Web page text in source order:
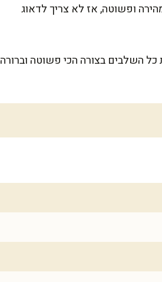
ההכנה מהירה ופשוטה, אז לא צריך לדאוג
השלבים בצורה הכי פשוטה וברורה